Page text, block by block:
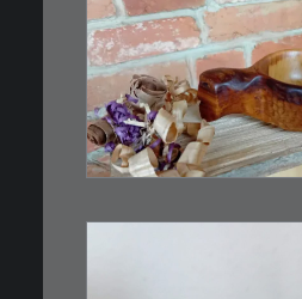
€15,00
Ein Holzbecher im
Inspiriert…